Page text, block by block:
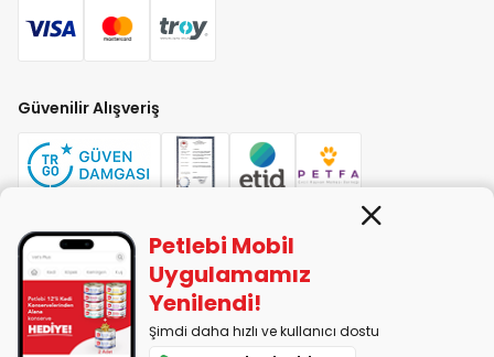
Güvenilir Alışveriş
PETLEBİ EVCİL HAYVAN ÜRÜNLERİ PAZ. SAN. TİC. LTD. ŞTİ. Alaşarköy Mah.
1. Alaşar Cad. No: 9 Osmangazi/Bursa
7290599225 vergi numarasıyla Uludağ Vergi Dairesi'ne bağlıdır.
Petlebi Mobil
Uygulamamız
Yenilendi!
Şimdi daha hızlı ve kullanıcı dostu